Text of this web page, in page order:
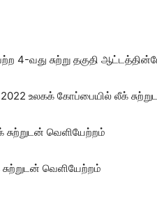
4-வது சுற்று தகுதி
2022 உலகக் கோப்பையில் லீக்
வெளியேற்றம்
வெளியேற்றம்